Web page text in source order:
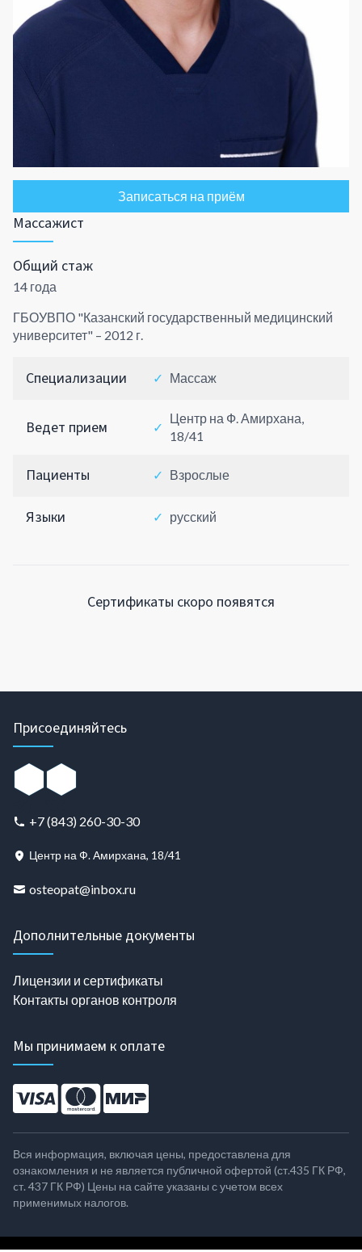
Записаться на приём
Массажист
Общий стаж
14 года
ГБОУВПО "Казанский государственный медицинский
университет" – 2012 г.
Специализации ✓ Массаж
Ведет прием ✓
Центр на Ф. Амирхана,
18/41
Пациенты ✓ Взрослые
Языки ✓ русский
Сертификаты скоро появятся
Присоединяйтесь
+7 (843) 260-30-30
Центр на Ф. Амирхана, 18/41
osteopat@inbox.ru
Дополнительные документы
Лицензии и сертификаты
Контакты органов контроля
Мы принимаем к оплате
Вся информация, включая цены, предоставлена для
ознакомления и не является публичной офертой (ст.435 ГК РФ,
cт. 437 ГК РФ) Цены на сайте указаны с учетом всех
применимых налогов.